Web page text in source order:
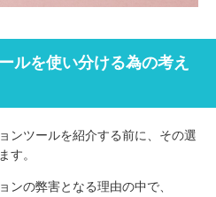
ルを使い分ける為の考え
ンツールを紹介する前に、その選
す。
ンの弊害となる理由の中で、